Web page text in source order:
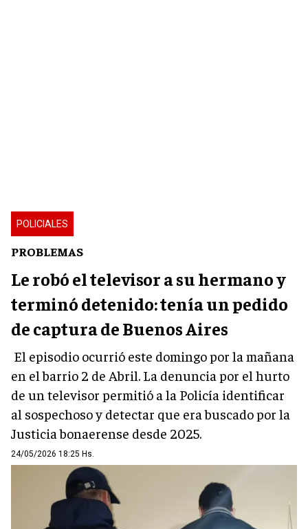
POLICIALES
PROBLEMAS
Le robó el televisor a su hermano y
terminó detenido: tenía un pedido
de captura de Buenos Aires
El episodio ocurrió este domingo por la mañana
en el barrio 2 de Abril. La denuncia por el hurto
de un televisor permitió a la Policía identificar
al sospechoso y detectar que era buscado por la
Justicia bonaerense desde 2025.
24/05/2026 18:25 Hs.